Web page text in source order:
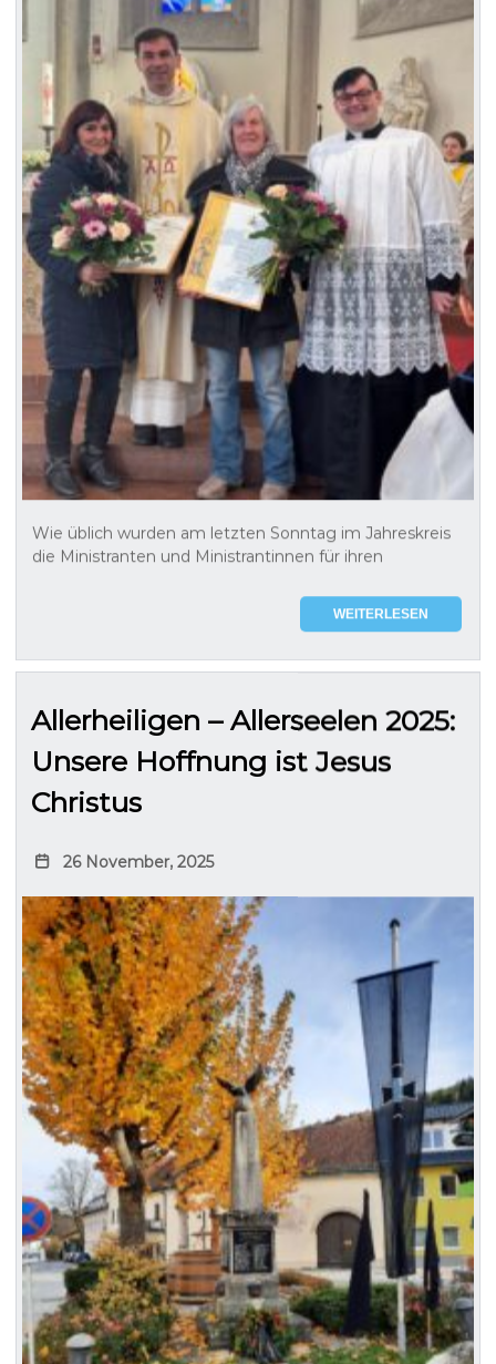
Wie üblich wurden am letzten Sonntag im Jahreskreis
die Ministranten und Ministrantinnen für ihren
WEITERLESEN
Allerheiligen – Allerseelen 2025:
Unsere Hoffnung ist Jesus
Christus
26 November, 2025